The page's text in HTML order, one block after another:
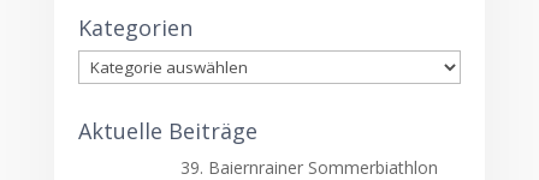
Kategorien
Kategorien
Aktuelle Beiträge
39. Baiernrainer Sommerbiathlon